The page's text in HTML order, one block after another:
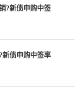
?新债申购中签
新债申购中签率